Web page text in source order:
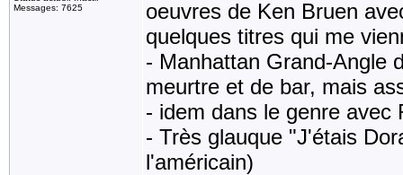
Messages: 7625
oeuvres de Ken Bruen
quelques titres qui me
- Manhattan Grand-Angle
meurtre et de bar, mais
- idem dans le genre avec
- Très glauque "J'étais
l'américain)